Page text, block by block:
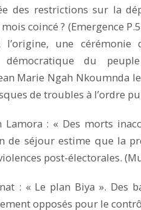
des restrictions sur la
coincé ? (Emergence
l’origine, une
démocratique du
Marie Ngah Nkoumnda
de troubles à l’ordre
Lamora : « Des morts
de séjour estime que la
post-électorales.
: « Le plan Biya ». Des
opposés pour le